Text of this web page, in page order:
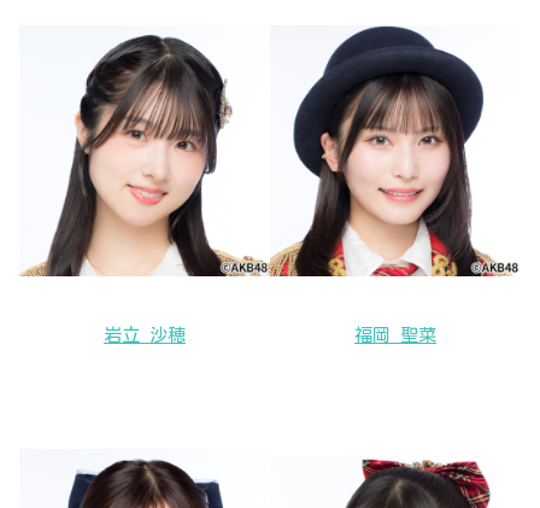
岩立 沙穂 福岡 聖菜